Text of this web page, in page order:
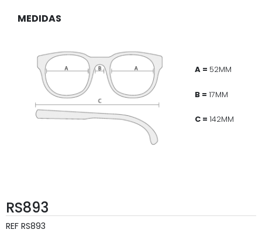
MEDIDAS
A = 52MM
B = 17MM
C = 142MM
RS893
REF RS893